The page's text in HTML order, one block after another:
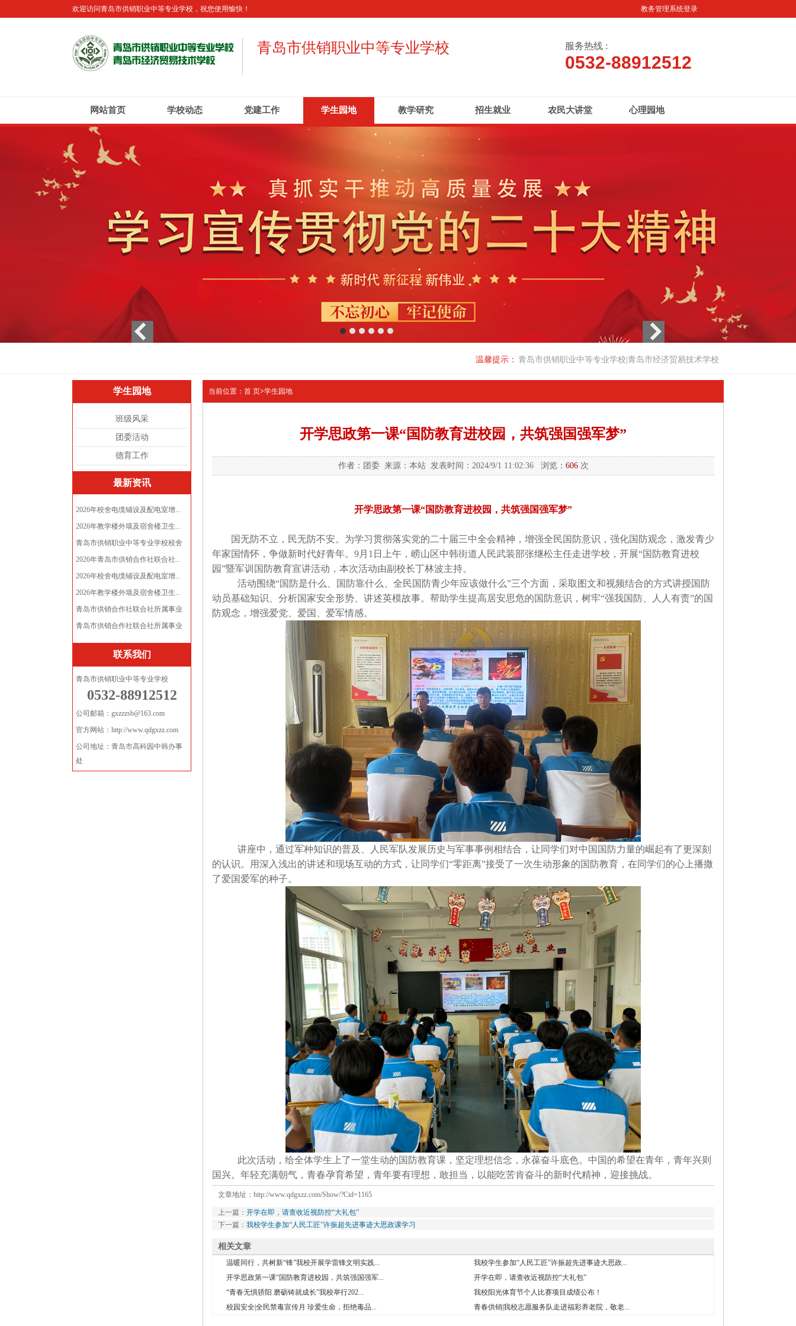
教务管理系统登录
欢迎访问青岛市供销职业中等专业学校，祝您使用愉快！
青岛市供销职业中等专业学校 服务热线 :
0532-88912512
网站首页 学校动态 党建工作 学生园地 教学研究 招生就业 农民大讲堂 心理园地
温馨提示： 青岛市供销职业中等专业学校|青岛市经济贸易技术学校
学生园地
班级风采
团委活动
德育工作
最新资讯
2026年校舍电缆铺设及配电室增...
2026年教学楼外墙及宿舍楼卫生...
青岛市供销职业中等专业学校校舍
电...
2026年青岛市供销合作社联合社...
2026年校舍电缆铺设及配电室增...
2026年教学楼外墙及宿舍楼卫生...
青岛市供销合作社联合社所属事业
单...
青岛市供销合作社联合社所属事业
单...
联系我们
青岛市供销职业中等专业学校
0532-88912512
公司邮箱：gxzzzsb@163.com
官方网站：http://www.qdgxzz.com
公司地址：青岛市高科园中韩办事
处
当前位置： 首 页>学生园地
开学思政第一课“国防教育进校园，共筑强国强军梦”
作者：团委 来源：本站 发表时间：2024/9/1 11:02:36 浏览： 606 次
开学思政第一课“国防教育进校园，共筑强国强军梦”
国无防不立，民无防不安。为学习贯彻落实党的二十届三中全会精神，增强全民国防意识，强化国防观念，激发青少
年家国情怀，争做新时代好青年。 9月 1 日上午，崂山区中韩街道人民武装部张继松主任走进学校，开展“国防教育进校
园”暨军训国防教育宣讲活动，本次活动由副校长丁林波主持。
活动围绕“国防是什么、国防靠什么、全民国防青少年应该做什么”三个方面，采取图文和视频结合的方式讲授国防
动员基础知识、分析国家安全形势、讲述英模故事。帮助学生提高居安思危的国防意识，树牢“强我国防、人人有责”的国
防观念，增强爱党、爱国、爱军情感。
讲座中，通过军种知识的普及、人民军队发展历史与军事事例相结合，让同学们对中国国防力量的崛起有了更深刻
的认识。用深入浅出的讲述和现场互动的方式，让同学们“零距离”接受了一次生动形象的国防教育，在同学们的心上播撒
了爱国爱军的种子。
此次活动，给全体学生上了一堂生动的国防教育课，坚定理想信念，永葆奋斗底色。 中国的希望在青年，青年兴则
国兴。年轻充满朝气，青春孕育希望，青年要有理想，敢担当，以能吃苦肯奋斗的新时代精神，迎接挑战。
文章地址： http://www.qdgxzz.com/Show/?Cid=1165
上一篇： 开学在即，请查收近视防控“大礼包”
下一篇： 我校学生参加“人民工匠”许振超先进事迹大思政课学习
相关文章
温暖同行，共树新“锋”我校开展学雷锋文明实践...
我校学生参加“人民工匠”许振超先进事迹大思政...
开学思政第一课“国防教育进校园，共筑强国强军...
开学在即，请查收近视防控“大礼包”
“青春无惧骄阳 磨砺铸就成长”我校举行202...
我校阳光体育节个人比赛项目成绩公布！
校园安全|全民禁毒宣传月 珍爱生命，拒绝毒品...
青春供销|我校志愿服务队走进福彩养老院，敬老...